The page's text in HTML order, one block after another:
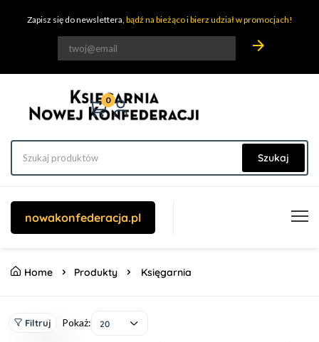
Zapisz się do newslettera, bądź na bieżąco i bierz udział w promocjach!
arrow_forward
0
Szukaj
nowakonfederacja.pl
Home Produkty Księgarnia
Filtruj Pokaż: 20